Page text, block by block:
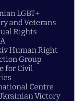
LGBT+
and Veterans
Rights
Human Right
Group
for Civil
Centre
Victory